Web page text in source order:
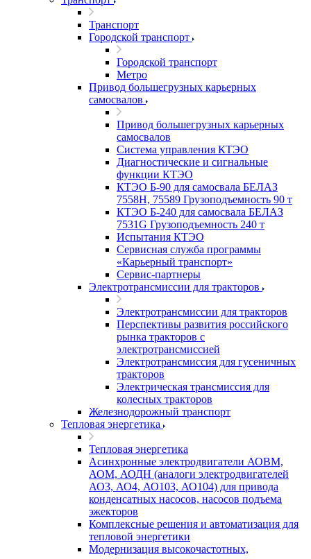
Транспорт
Городской транспорт
Городской транспорт
Метро
Привод большегрузных карьерных
самосвалов
Привод большегрузных карьерных
самосвалов
Система управления КТЭО
Диагностические и сигнальные
функции КТЭО
КТЭО Б-90 для самосвала БЕЛАЗ
7558H, 75589 Грузоподъемность 90 т
КТЭО Б-240 для самосвала БЕЛАЗ
7531G Грузоподъемность 240 т
Испытания КТЭО
Сервисная служба программы
«Карьерный транспорт»
Сервис-партнеры
Электротрансмиссии для тракторов
Электротрансмиссии для тракторов
Перспективы развития российского
рынка тракторов с
электротрансмиссией
Электротрансмиссия для гусеничных
тракторов
Электрическая трансмиссия для
колесных тракторов
Железнодорожный транспорт
Тепловая энергетика
Тепловая энергетика
Асинхронные электродвигатели АОВМ,
АОМ, АОДН (аналоги электродвигателей
АО3, АО4, АО103, АО104) для привода
конденсатных насосов, насосов подъема
эжекторов
Комплексные решения и автоматизация для
тепловой энергетики
Модернизация высокочастотных,